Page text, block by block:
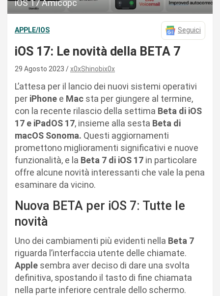
iOS 17 Amicopc
APPLE/IOS Seguici
iOS 17: Le novità della BETA 7
29 Agosto 2023 x0xShinobix0x
L’attesa per il lancio dei nuovi sistemi operativi
per iPhone e Mac sta per giungere al termine,
con la recente rilascio della settima Beta di iOS
17 e iPadOS 17, insieme alla sesta Beta di
macOS Sonoma. Questi aggiornamenti
promettono miglioramenti significativi e nuove
funzionalità, e la Beta 7 di iOS 17 in particolare
offre alcune novità interessanti che vale la pena
esaminare da vicino.
Nuova BETA per iOS 7: Tutte le
novità
Uno dei cambiamenti più evidenti nella Beta 7
riguarda l’interfaccia utente delle chiamate.
Apple sembra aver deciso di dare una svolta
definitiva, spostando il tasto di fine chiamata
nella parte inferiore centrale dello schermo.